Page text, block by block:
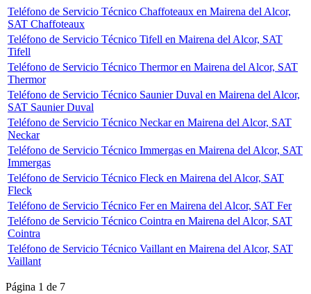
Teléfono de Servicio Técnico Chaffoteaux en Mairena del Alcor,
SAT Chaffoteaux
Teléfono de Servicio Técnico Tifell en Mairena del Alcor, SAT
Tifell
Teléfono de Servicio Técnico Thermor en Mairena del Alcor, SAT
Thermor
Teléfono de Servicio Técnico Saunier Duval en Mairena del Alcor,
SAT Saunier Duval
Teléfono de Servicio Técnico Neckar en Mairena del Alcor, SAT
Neckar
Teléfono de Servicio Técnico Immergas en Mairena del Alcor, SAT
Immergas
Teléfono de Servicio Técnico Fleck en Mairena del Alcor, SAT
Fleck
Teléfono de Servicio Técnico Fer en Mairena del Alcor, SAT Fer
Teléfono de Servicio Técnico Cointra en Mairena del Alcor, SAT
Cointra
Teléfono de Servicio Técnico Vaillant en Mairena del Alcor, SAT
Vaillant
Página 1 de 7